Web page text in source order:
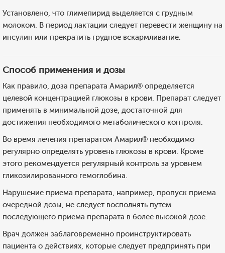
Установлено, что глимепирид выделяется с грудным
молоком. В период лактации следует перевести женщину на
инсулин или прекратить грудное вскармливание.
Способ применения и дозы
Как правило, доза препарата Амарил® определяется
целевой концентрацией глюкозы в крови. Препарат следует
применять в минимальной дозе, достаточной для
достижения необходимого метаболического контроля.
Во время лечения препаратом Амарил® необходимо
регулярно определять уровень глюкозы в крови. Кроме
этого рекомендуется регулярный контроль за уровнем
гликозилированного гемоглобина.
Нарушение приема препарата, например, пропуск приема
очередной дозы, не следует восполнять путем
последующего приема препарата в более высокой дозе.
Врач должен заблаговременно проинструктировать
пациента о действиях, которые следует предпринять при